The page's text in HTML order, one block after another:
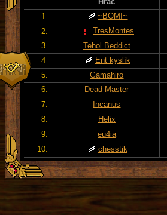
1.
~BOMI~
2.
TresMontes
3.
Tehol Beddict
4.
Ent kyslík
5.
Gamahiro
6.
Dead Master
7.
Incanus
8.
Helix
9.
eu4ia
10.
chesstik